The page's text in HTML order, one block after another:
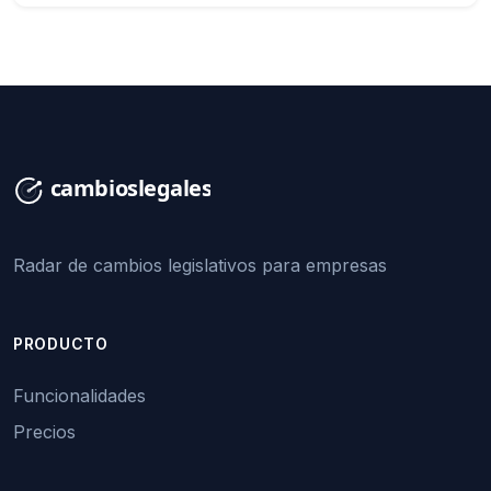
Radar de cambios legislativos para empresas
PRODUCTO
Funcionalidades
Precios